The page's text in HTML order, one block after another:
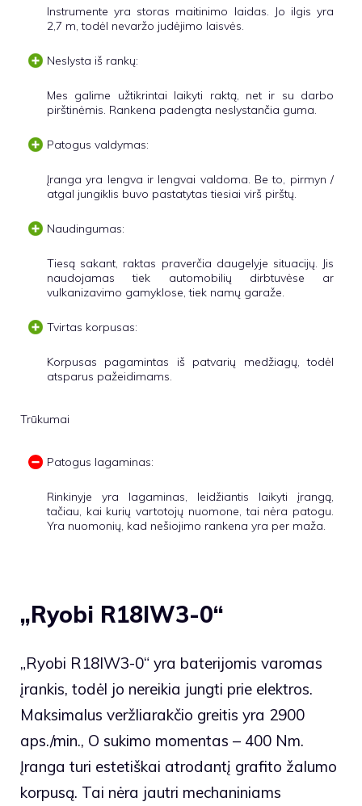
Instrumente yra storas maitinimo laidas. Jo ilgis yra
2,7 m, todėl nevaržo judėjimo laisvės.
Neslysta iš rankų:
Mes galime užtikrintai laikyti raktą, net ir su darbo
pirštinėmis. Rankena padengta neslystančia guma.
Patogus valdymas:
Įranga yra lengva ir lengvai valdoma. Be to, pirmyn /
atgal jungiklis buvo pastatytas tiesiai virš pirštų.
Naudingumas:
Tiesą sakant, raktas praverčia daugelyje situacijų. Jis
naudojamas tiek automobilių dirbtuvėse ar
vulkanizavimo gamyklose, tiek namų garaže.
Tvirtas korpusas:
Korpusas pagamintas iš patvarių medžiagų, todėl
atsparus pažeidimams.
Trūkumai
Patogus lagaminas:
Rinkinyje yra lagaminas, leidžiantis laikyti įrangą,
tačiau, kai kurių vartotojų nuomone, tai nėra patogu.
Yra nuomonių, kad nešiojimo rankena yra per maža.
„Ryobi R18IW3-0“
„Ryobi R18IW3-0“ yra baterijomis varomas
įrankis, todėl jo nereikia jungti prie elektros.
Maksimalus veržliarakčio greitis yra 2900
aps./min., O sukimo momentas – 400 Nm.
Įranga turi estetiškai atrodantį grafito žalumo
korpusą. Tai nėra jautri mechaniniams